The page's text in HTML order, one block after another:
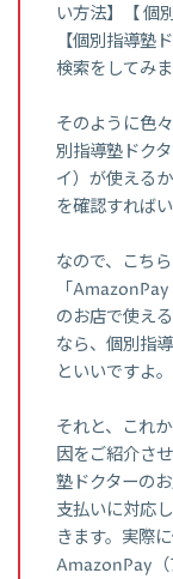
い方法】【 個
【個別指導
検索をしてみま
そのように色
別指導塾ドク
イ）が使える
を確認すれば
なので、こち
「
のお店で使え
なら、個別指
といいですよ。
それと、これ
因をご紹介さ
塾ドクターの
支払いに対応
きます。実際
AmazonPay（